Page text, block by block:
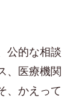
公的な相談
、医療機関
、かえって